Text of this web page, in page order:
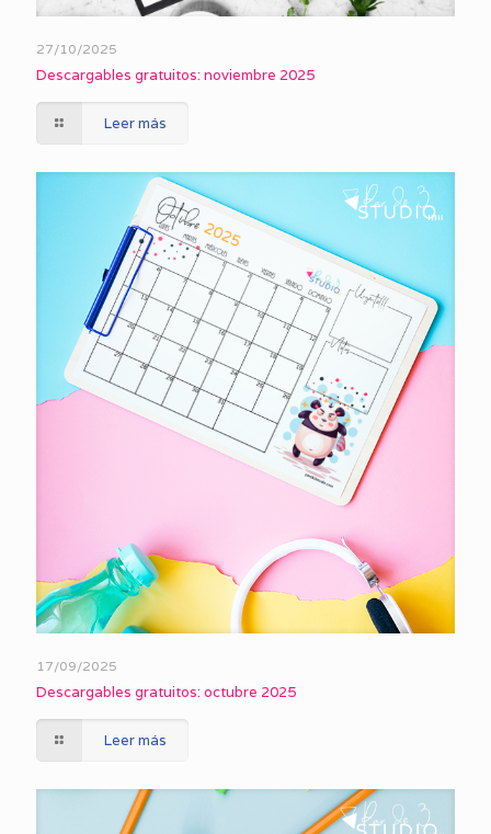
27/10/2025
Descargables gratuitos: noviembre 2025
Leer más
17/09/2025
Descargables gratuitos: octubre 2025
Leer más